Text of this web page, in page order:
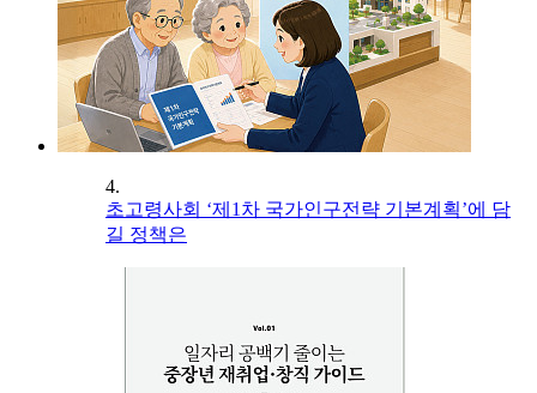
4.
초고령사회 ‘제1차 국가인구전략 기본계획’에 담
길 정책은